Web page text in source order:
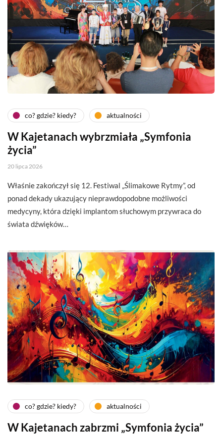
co? gdzie? kiedy? aktualności
W Kajetanach wybrzmiała „Symfonia
życia”
20 lipca 2026
Właśnie zakończył się 12. Festiwal „Ślimakowe Rytmy”, od
ponad dekady ukazujący nieprawdopodobne możliwości
medycyny, która dzięki implantom słuchowym przywraca do
świata dźwięków…
co? gdzie? kiedy? aktualności
W Kajetanach zabrzmi „Symfonia życia”